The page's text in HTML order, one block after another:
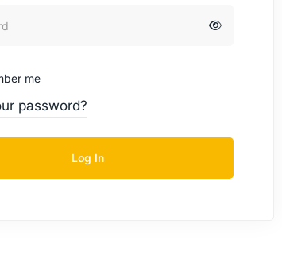
me
password?
Log In